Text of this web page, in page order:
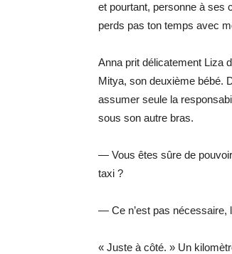
et pourtant, personne à ses
perds pas ton temps avec
Anna prit délicatement Liza
Mitya, son deuxième bébé.
assumer seule la
sous son autre bras.
— Vous êtes sûre de
taxi ?
— Ce n’est pas nécessaire,
« Juste à côté. » Un